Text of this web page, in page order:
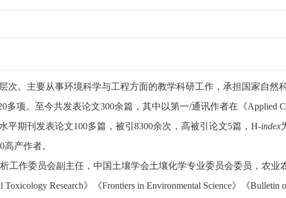
次。 主要从事环境科学与工程方面的教学科研工作 ， 承担国家自然
多项。 至今共发表论文300余篇 ， 其中 以第一/通讯作者在 《Applied
平期刊发表论文100多篇 ， 被引 8300余次 ， 高被引论文5篇 ，H-index
高产作者。
工作委员会副主任 ， 中国土壤学会土壤化学专业委员会委员 ， 农业
Toxicology Research》 《Frontiers in Environmental Science》《Bulletin